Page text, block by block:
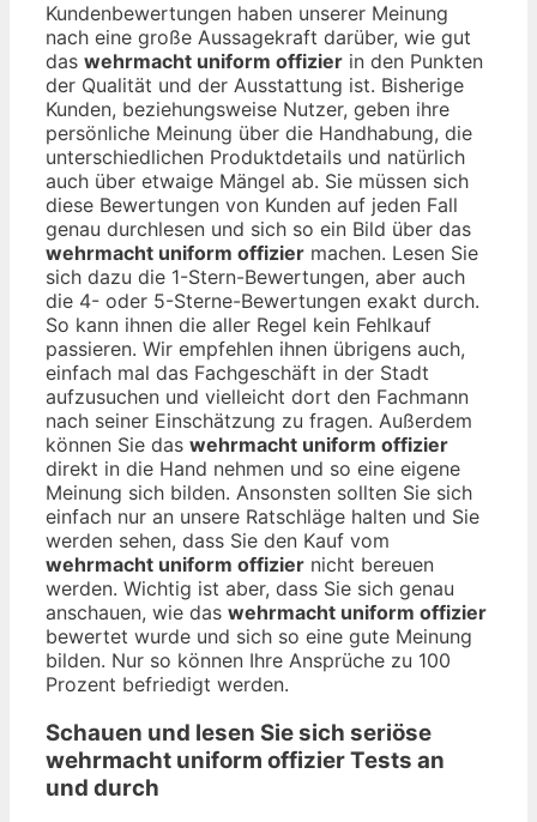
Kundenbewertungen haben unserer Meinung
nach eine große Aussagekraft darüber, wie gut
das wehrmacht uniform offizier in den Punkten
der Qualität und der Ausstattung ist. Bisherige
Kunden, beziehungsweise Nutzer, geben ihre
persönliche Meinung über die Handhabung, die
unterschiedlichen Produktdetails und natürlich
auch über etwaige Mängel ab. Sie müssen sich
diese Bewertungen von Kunden auf jeden Fall
genau durchlesen und sich so ein Bild über das
wehrmacht uniform offizier machen. Lesen Sie
sich dazu die 1-Stern-Bewertungen, aber auch
die 4- oder 5-Sterne-Bewertungen exakt durch.
So kann ihnen die aller Regel kein Fehlkauf
passieren. Wir empfehlen ihnen übrigens auch,
einfach mal das Fachgeschäft in der Stadt
aufzusuchen und vielleicht dort den Fachmann
nach seiner Einschätzung zu fragen. Außerdem
können Sie das wehrmacht uniform offizier
direkt in die Hand nehmen und so eine eigene
Meinung sich bilden. Ansonsten sollten Sie sich
einfach nur an unsere Ratschläge halten und Sie
werden sehen, dass Sie den Kauf vom
wehrmacht uniform offizier nicht bereuen
werden. Wichtig ist aber, dass Sie sich genau
anschauen, wie das wehrmacht uniform offizier
bewertet wurde und sich so eine gute Meinung
bilden. Nur so können Ihre Ansprüche zu 100
Prozent befriedigt werden.
Schauen und lesen Sie sich seriöse
wehrmacht uniform offizierTests an
und durch